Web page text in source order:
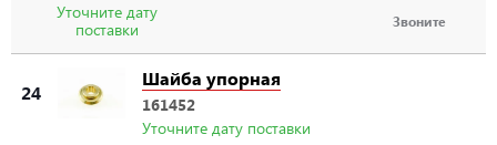
Уточните дату
поставки
Звоните
24
Шайба упорная
161452
Уточните дату поставки